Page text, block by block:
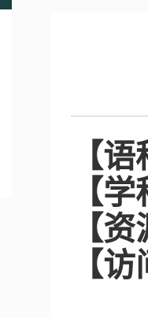
【
【
【
【